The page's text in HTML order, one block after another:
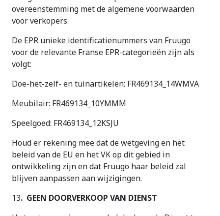
overeenstemming met de algemene voorwaarden
voor verkopers.
De EPR unieke identificatienummers van Fruugo
voor de relevante Franse EPR-categorieën zijn als
volgt:
Doe-het-zelf- en tuinartikelen: FR469134_14WMVA
Meubilair: FR469134_10YMMM
Speelgoed: FR469134_12KSJU
Houd er rekening mee dat de wetgeving en het
beleid van de EU en het VK op dit gebied in
ontwikkeling zijn en dat Fruugo haar beleid zal
blijven aanpassen aan wijzigingen.
13. GEEN DOORVERKOOP VAN DIENST